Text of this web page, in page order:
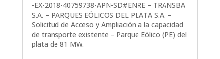
-EX-2018-40759738-APN-SD#ENRE – TRANSBA
S.A. – PARQUES EÓLICOS DEL PLATA S.A. –
Solicitud de Acceso y Ampliación a la capacidad
de transporte existente – Parque Eólico (PE) del
plata de 81 MW.